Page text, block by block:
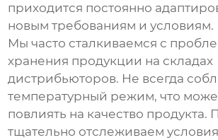
приходится постоянно
новым требованиям и условиям.
Мы часто сталкиваемся с
хранения продукции на складах
дистрибьюторов. Не всегда
температурный режим, что
повлиять на качество продукта.
тщательно отслеживаем